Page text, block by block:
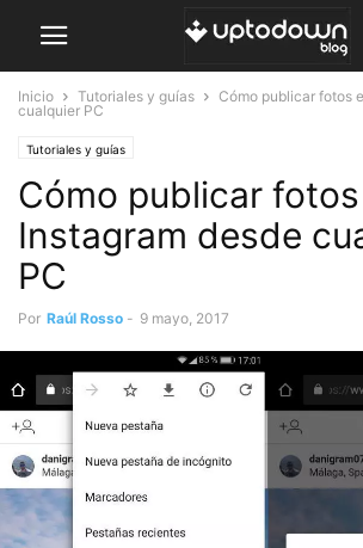
Inicio Tutoriales y guías
Cómo publicar fotos
cualquier PC
Tutoriales y guías
Cómo publicar
Instagram desde
PC
Por Raúl Rosso - 9 mayo, 2017